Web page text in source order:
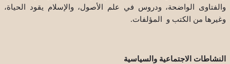
والفتاوى الواضحة، ودروس في علم الأصول، والإسلام يقود الحياة،
وغيرها من الكتب و المؤلفات.
النشاطات الاجتماعية والسياسية